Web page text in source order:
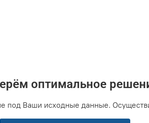
оптимальное
под Ваши исходные данные.